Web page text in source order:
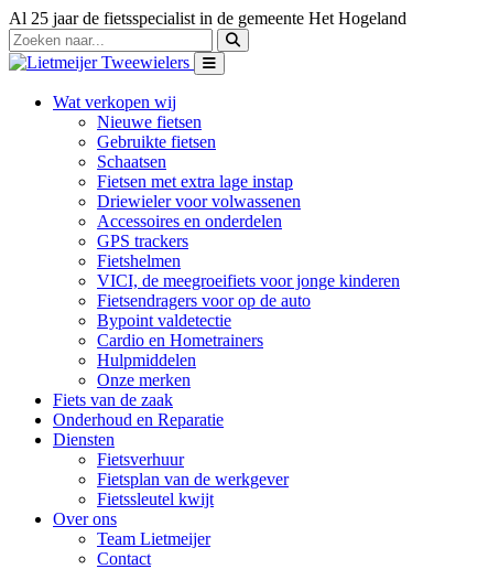
Al 25 jaar de fietsspecialist in de gemeente Het Hogeland
Wat verkopen wij
Nieuwe fietsen
Gebruikte fietsen
Schaatsen
Fietsen met extra lage instap
Driewieler voor volwassenen
Accessoires en onderdelen
GPS trackers
Fietshelmen
VICI, de meegroeifiets voor jonge kinderen
Fietsendragers voor op de auto
Bypoint valdetectie
Cardio en Hometrainers
Hulpmiddelen
Onze merken
Fiets van de zaak
Onderhoud en Reparatie
Diensten
Fietsverhuur
Fietsplan van de werkgever
Fietssleutel kwijt
Over ons
Team Lietmeijer
Contact